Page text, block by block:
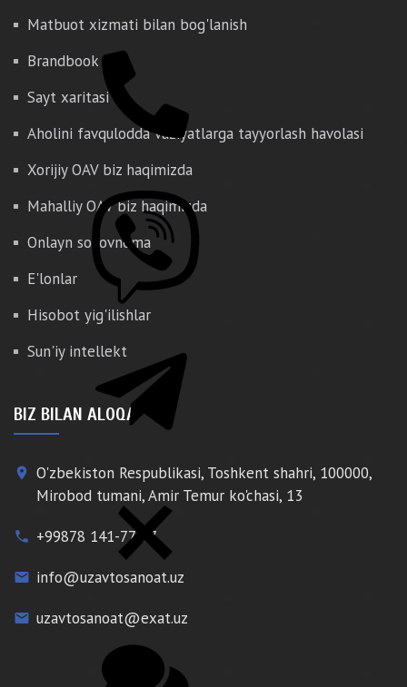
Matbuot xizmati bilan bog'lanish
Brandbook
Sayt xaritasi
Aholini favqulodda vaziyatlarga tayyorlash havolasi
Xorijiy OAV biz haqimizda
Mahalliy OAV biz haqimizda
Onlayn so'rovnoma
E'lonlar
Hisobot yig'ilishlar
Sun'iy intellekt
BIZ BILAN ALOQA
place O'zbekiston Respublikasi, Toshkent shahri, 100000,
Mirobod tumani, Amir Temur ko'chasi, 13
phone +99878 141-77-77
email info@uzavtosanoat.uz
email uzavtosanoat@exat.uz